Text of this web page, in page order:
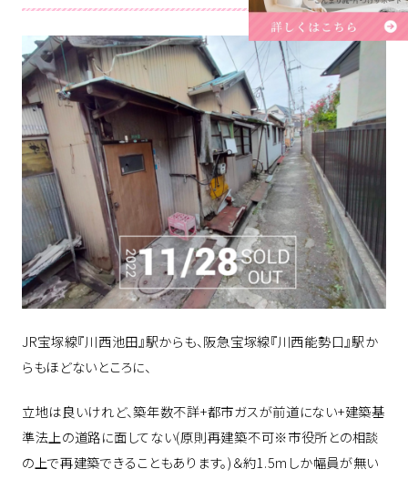
JR宝塚線『川西池田』駅からも、阪急宝塚線『川西能勢口』駅か
らもほどないところに、
立地は良いけれど、築年数不詳+都市ガスが前道にない+建築基
準法上の道路に面してない(原則再建築不可※市役所との相談
の上で再建築できることもあります。)＆約1.5mしか幅員が無い